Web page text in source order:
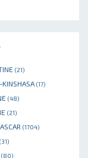
(21)
KINSHASA (17)
(48)
(21)
(1704)
(31)
(80)